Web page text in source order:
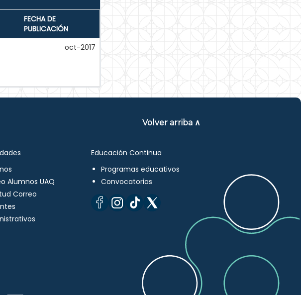
FECHA DE
PUBLICACIÓN
oct-2017
Volver arriba ∧
Alumnos UAQ
Correo
Educación Continua
Programas educativos
Convocatorias